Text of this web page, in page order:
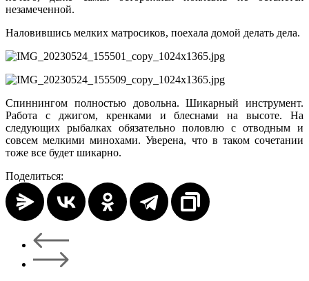
незамеченной.
Наловившись мелких матросиков, поехала домой делать дела.
Спиннингом полностью довольна. Шикарный инструмент.
Работа с джигом, кренками и блеснами на высоте. На
следующих рыбалках обязательно половлю с отводным и
совсем мелкими минохами. Уверена, что в таком сочетании
тоже все будет шикарно.
Поделиться: